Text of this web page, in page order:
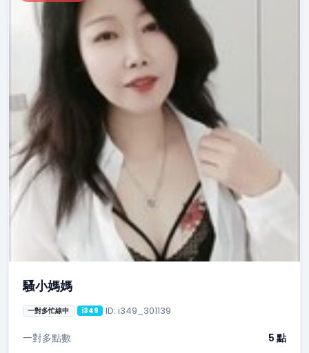
騷小媽媽
一對多忙線中 i349 ID: i349_301139
一對多點數 5 點